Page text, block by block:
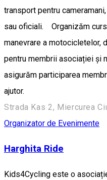
transport pentru
sau oficiali. Organizăm
manevrare a motocicletelor,
pentru membrii asociației și
asigurăm participarea
ajutor.
Strada Kas 2, Miercurea
Organizator de Evenimente
Harghita Ride
Kids4Cycling este o